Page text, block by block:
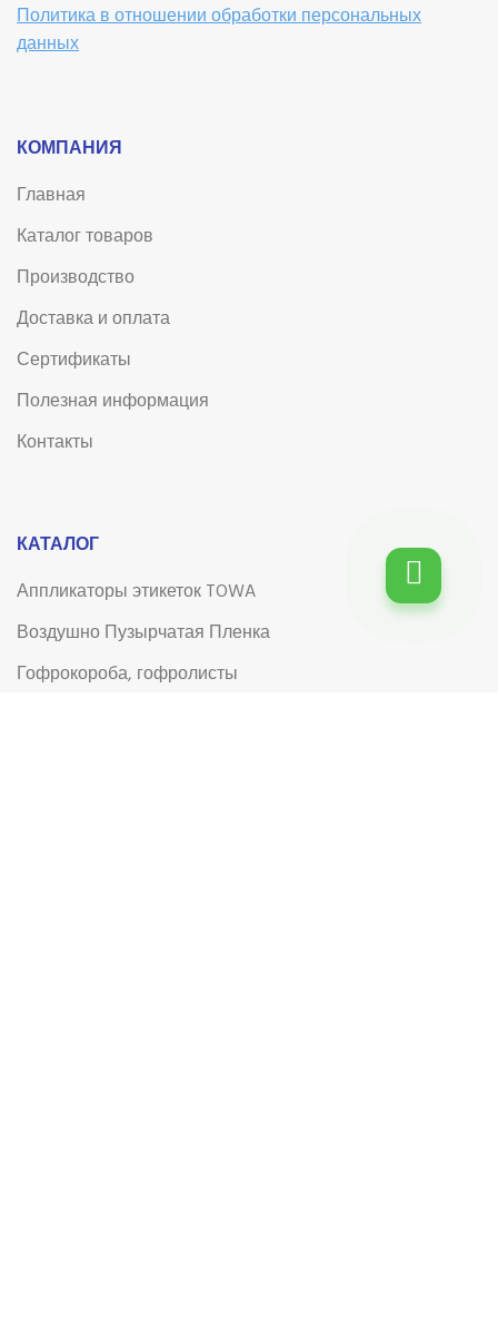
Политика в отношении обработки персональных
данных
КОМПАНИЯ
Главная
Каталог товаров
Производство
Доставка и оплата
Сертификаты
Полезная информация
Контакты
КАТАЛОГ
Аппликаторы этикеток TOWA
Воздушно Пузырчатая Пленка
Гофрокороба, гофролисты